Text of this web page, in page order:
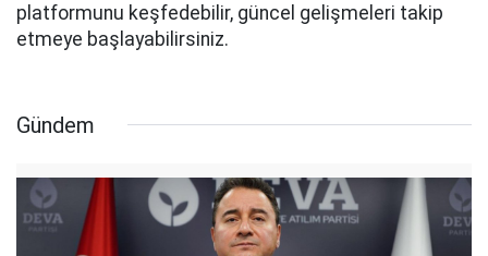
platformunu keşfedebilir, güncel gelişmeleri takip
etmeye başlayabilirsiniz.
Gündem